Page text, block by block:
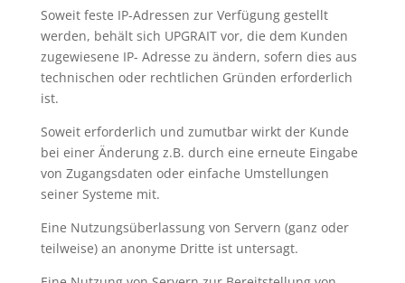
Soweit feste IP-Adressen zur Verfügung gestellt
werden, behält sich UPGRAIT vor, die dem Kunden
zugewiesene IP- Adresse zu ändern, sofern dies aus
technischen oder rechtlichen Gründen erforderlich
ist.
Soweit erforderlich und zumutbar wirkt der Kunde
bei einer Änderung z.B. durch eine erneute Eingabe
von Zugangsdaten oder einfache Umstellungen
seiner Systeme mit.
Eine Nutzungsüberlassung von Servern (ganz oder
teilweise) an anonyme Dritte ist untersagt.